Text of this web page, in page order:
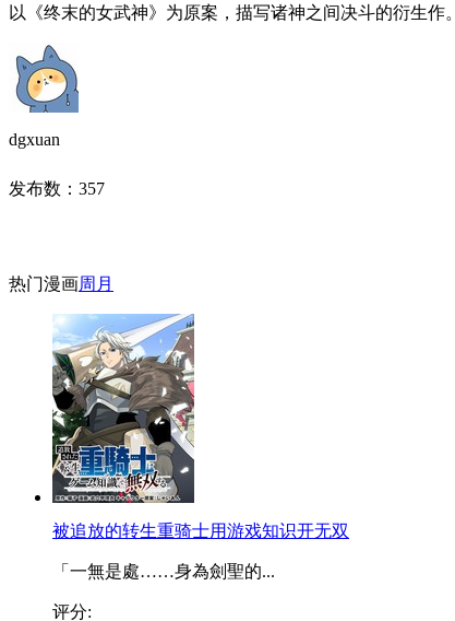
以《终末的女武神》为原案，描写诸神之间决斗的衍生作。
dgxuan
发布数： 357
热门漫画周 月
被追放的转生重骑士用游戏知识开无双
「一無是處……身為劍聖的...
评分: